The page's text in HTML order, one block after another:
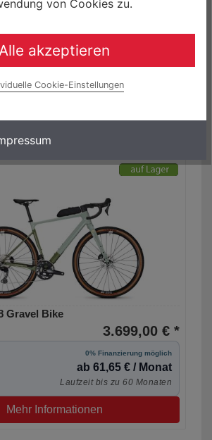
1 700C Gravel Bike
0% Finanzierung möglich
Gravel Bike
3.699,00 € *
0% Finanzierung möglich
ab 61,65 € / Monat
Laufzeit bis zu 60 Monaten
Mehr Informationen
von Cookies zu.
akzeptieren
Cookie-Einstellungen